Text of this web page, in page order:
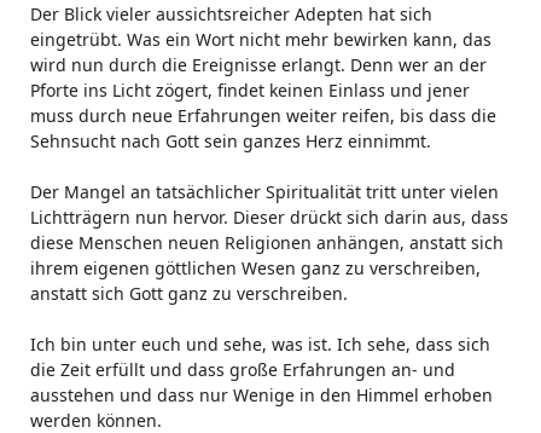
Der Blick vieler aussichtsreicher Adepten hat sich
eingetrübt. Was ein Wort nicht mehr bewirken kann, das
wird nun durch die Ereignisse erlangt. Denn wer an der
Pforte ins Licht zögert, findet keinen Einlass und jener
muss durch neue Erfahrungen weiter reifen, bis dass die
Sehnsucht nach Gott sein ganzes Herz einnimmt.
Der Mangel an tatsächlicher Spiritualität tritt unter vielen
Lichtträgern nun hervor. Dieser drückt sich darin aus, dass
diese Menschen neuen Religionen anhängen, anstatt sich
ihrem eigenen göttlichen Wesen ganz zu verschreiben,
anstatt sich Gott ganz zu verschreiben.
Ich bin unter euch und sehe, was ist. Ich sehe, dass sich
die Zeit erfüllt und dass große Erfahrungen an- und
ausstehen und dass nur Wenige in den Himmel erhoben
werden können.